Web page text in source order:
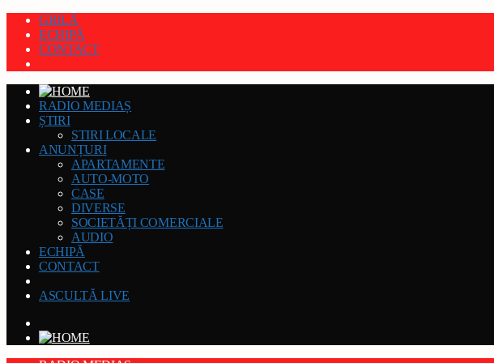
GRILĂ
ECHIPĂ
CONTACT
RADIO MEDIAȘ
ȘTIRI
STIRI LOCALE
ANUNȚURI
APARTAMENTE
AUTO-MOTO
CASE
DIVERSE
SOCIETĂȚI COMERCIALE
AUDIO
ECHIPĂ
CONTACT
ASCULTĂ LIVE